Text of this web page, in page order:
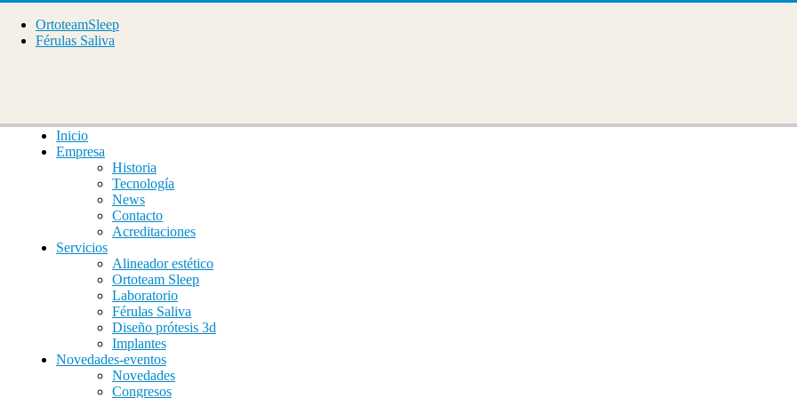
OrtoteamSleep
Férulas Saliva
Inicio
Empresa
Historia
Tecnología
News
Contacto
Acreditaciones
Servicios
Alineador estético
Ortoteam Sleep
Laboratorio
Férulas Saliva
Diseño prótesis 3d
Implantes
Novedades-eventos
Novedades
Congresos